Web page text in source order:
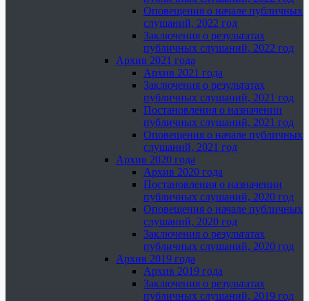
Оповещения о начале публичных
слушаний, 2022 год
Заключения о результатах
публичных слушаний, 2022 год
Архив 2021 года
Архив 2021 года
Заключения о результатах
публичных слушаний, 2021 год
Постановления о назначении
публичных слушаний, 2021 год
Оповещения о начале публичных
слушаний, 2021 год
Архив 2020 года
Архив 2020 года
Постановления о назначении
публичных слушаний, 2020 год
Оповещения о начале публичных
слушаний, 2020 год
Заключения о результатах
публичных слушаний, 2020 год
Архив 2019 года
Архив 2019 года
Заключения о результатах
публичных слушаний, 2019 год